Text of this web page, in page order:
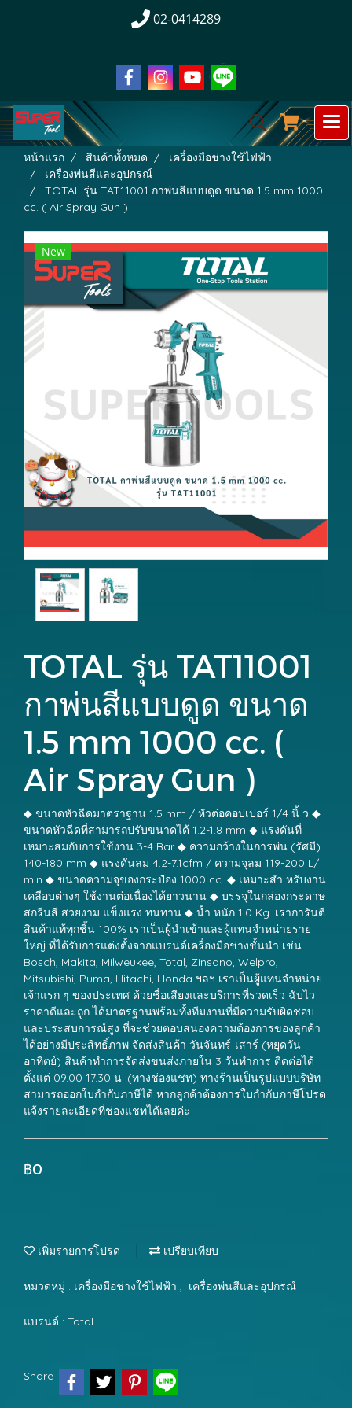
02-0414289
หน้าแรก สินค้าทั้งหมด
เครื่องมือช่างใช้ไฟฟ้า
เครื่องพ่นสีและอุปกรณ์
TOTAL รุ่น TAT11001 กาพ่นสีแบบดูด ขนาด 1.5 mm 1000
cc. ( Air Spray Gun )
New
TOTAL รุ่น TAT11001
กาพ่นสีแบบดูด ขนาด
1.5 mm 1000 cc. (
Air Spray Gun )
◆ ขนาดหัวฉีดมาตราฐาน 1.5 mm / หัวต่อคอปเปอร์ 1/4 นิ้ ว ◆
ขนาดหัวฉีดที่สามารถปรับขนาดได้ 1.2-1.8 mm ◆ แรงดันที่
เหมาะสมกับการใช้งาน 3-4 Bar ◆ ความกว้างในการพ่น (รัศมี)
140-180 mm ◆ แรงดันลม 4.2-7.1cfm / ความจุลม 119-200 L/
min ◆ ขนาดความจุของกระป๋อง 1000 cc. ◆ เหมาะสำ หรับงาน
เคลือบต่างๆ ใช้งานต่อเนื่องได้ยาวนาน ◆ บรรจุในกล่องกระดาษ
สกรีนสี สวยงาม แข็งแรง ทนทาน ◆ น้ำ หนัก 1.0 Kg. เราการันตี
สินค้าแท้ทุกชิ้น 100% เราเป็นผู้นำเข้าและผู้แทนจำหน่ายราย
ใหญ่ ที่ได้รับการแต่งตั้งจากแบรนด์เครื่องมือช่างชั้นนำ เช่น
Bosch, Makita, Milweukee, Total, Zinsano, Welpro,
Mitsubishi, Puma, Hitachi, Honda ฯลฯ เราเป็นผู้แทนจำหน่าย
เจ้าแรก ๆ ของประเทศ ด้วยชื่อเสียงและบริการที่รวดเร็ว ฉับไว
ราคาดีและถูก ได้มาตรฐานพร้อมทั้งทีมงานที่มีความรับผิดชอบ
และประสบการณ์สูง ที่จะช่วยตอบสนองความต้องการของลูกค้า
ได้อย่างมีประสิทธิ์ภาพ จัดส่งสินค้า วันจันทร์-เสาร์ (หยุดวัน
อาทิตย์) สินค้าทำการจัดส่งขนส่งภายใน 3 วันทำการ ติดต่อได้
ตั้งแต่ 09.00-17.30 น. (ทางช่องแชท) ทางร้านเป็นรูปแบบบริษัท
สามารถออกใบกำกับภาษีได้ หากลูกค้าต้องการใบกำกับภาษีโปรด
แจ้งรายละเอียดที่ช่องแชทได้เลยค่ะ
฿0
เพิ่มรายการโปรด เปรียบเทียบ
หมวดหมู่ : เครื่องมือช่างใช้ไฟฟ้า , เครื่องพ่นสีและอุปกรณ์
แบรนด์ : Total
Share